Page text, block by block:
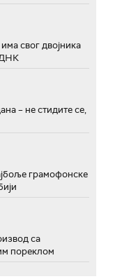
свог двојника
ДНК
– не стидите се,
грамофонске
са
пореклом